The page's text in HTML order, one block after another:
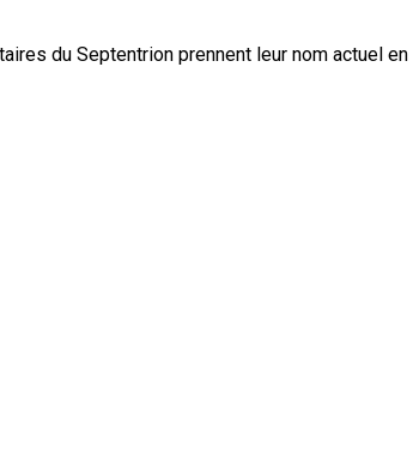
du Septentrion prennent leur nom actuel